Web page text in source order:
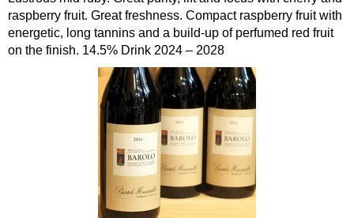
raspberry fruit. Great freshness. Compact raspberry fruit with
energetic, long tannins and a build-up of perfumed red fruit
on the finish. 14.5% Drink 2024 – 2028